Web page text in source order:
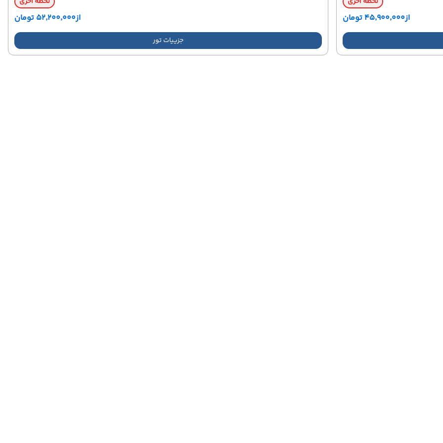
از۴۵٬۹۰۰٬۰۰۰ تومان از۵۲٬۲۰۰٬۰۰۰ تومان
جزییات تور